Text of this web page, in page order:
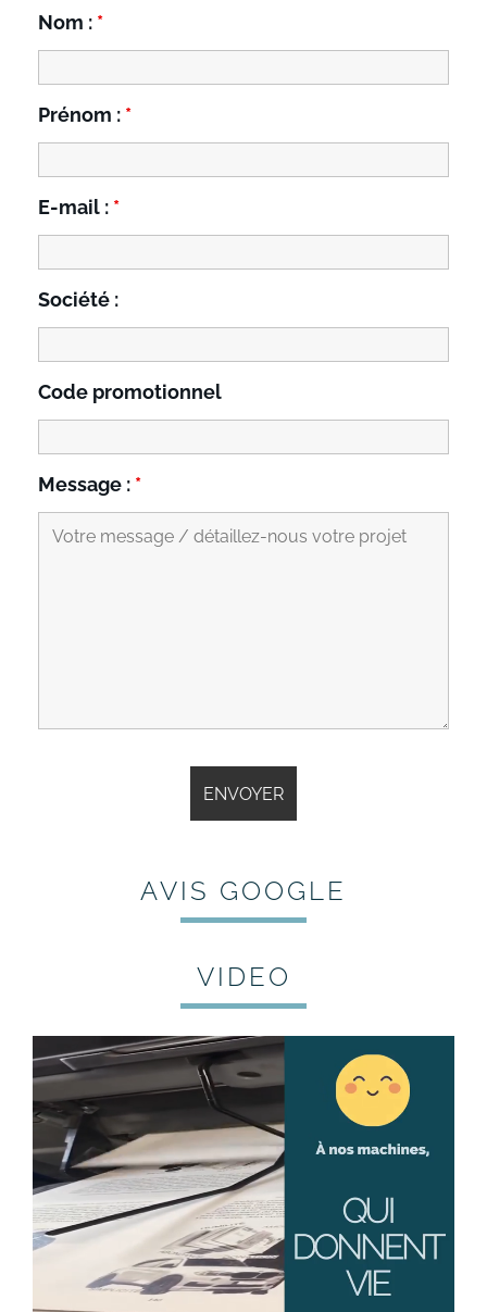
Nom : *
Prénom : *
E-mail : *
Société :
Code promotionnel
Message : *
AVIS GOOGLE
VIDEO